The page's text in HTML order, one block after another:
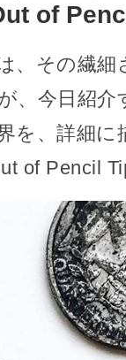
of
、その繊細
、今日紹介
を、詳細に
of Pencil